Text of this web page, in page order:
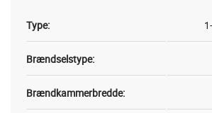
Type:
Brændselstype:
Brændkammerbredde: